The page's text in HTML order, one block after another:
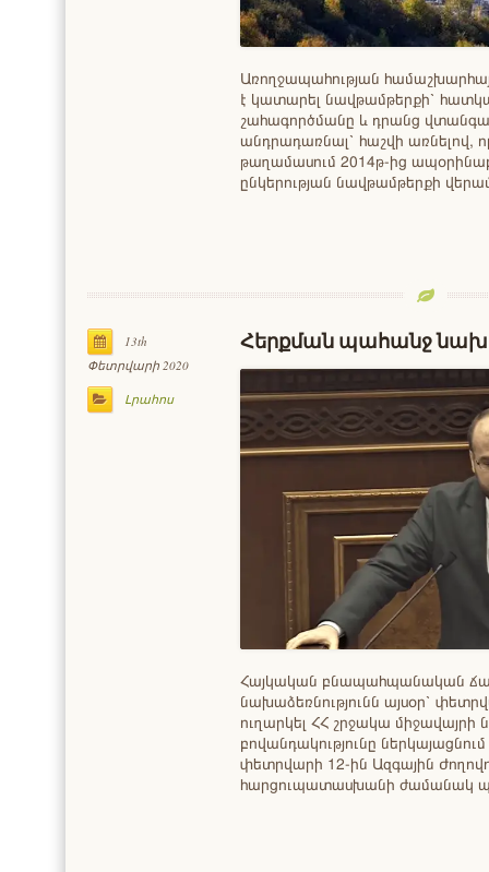
Առողջապահության
է կատարել նավթամթերքի՝
շահագործմանը և դրանց
անդրադառնալ՝ հաշվի առնելով,
թաղամասում 2014թ-ից
ընկերության նավթամթերքի
13th
Փետրվարի 2020
Լրահոս
Հերքման պահանջ
Հայկական բնապահպանական
նախաձեռնությունն այսօր՝
ուղարկել ՀՀ շրջակա
բովանդակությունը
փետրվարի 12-ին Ազգային
հարցուպատասխանի ժամանակ